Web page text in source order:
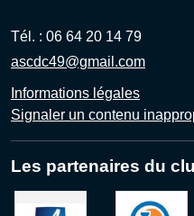
Tél. : 06 64 20 14 79
ascdc49@gmail.com
Informations légales
Signaler un contenu
Les partenaires du